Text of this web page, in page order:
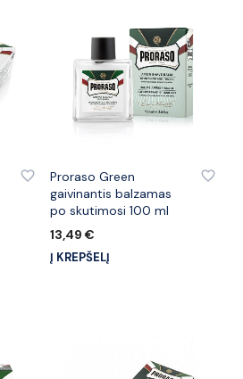
Proraso Green
gaivinantis balzamas
po skutimosi 100 ml
13,49 €
Į KREPŠELĮ